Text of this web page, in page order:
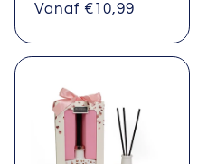
Normale
Vanaf €10,99